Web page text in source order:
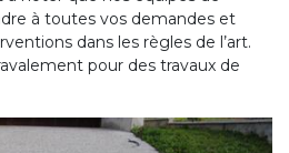
à toutes vos demandes et
dans les règles de l’art.
pour des travaux de